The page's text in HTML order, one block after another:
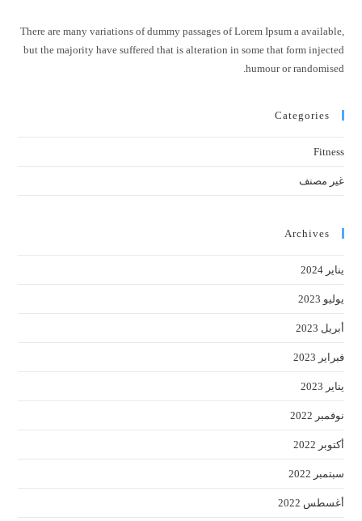
There are many variations of dummy passages of Lorem Ipsum a available,
but the majority have suffered that is alteration in some that form injected
humour or randomised.
Categories
Fitness
غير مصنف
Archives
يناير 2024
يوليو 2023
أبريل 2023
فبراير 2023
يناير 2023
نوفمبر 2022
أكتوبر 2022
سبتمبر 2022
أغسطس 2022